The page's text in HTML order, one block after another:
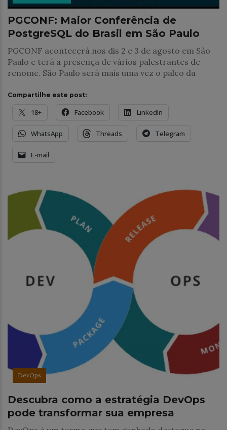
PGCONF: Maior Conferência de
PostgreSQL do Brasil em São Paulo
PGCONF acontecerá nos dis 2 e 3 de agosto em São
Paulo e terá a presença de vários palestrantes de
renome. São Paulo será mais uma vez o palco da
Compartilhe este post:
18+ Facebook LinkedIn
WhatsApp Threads Telegram
E-mail
DevOps
Descubra como a estratégia DevOps
pode transformar sua empresa